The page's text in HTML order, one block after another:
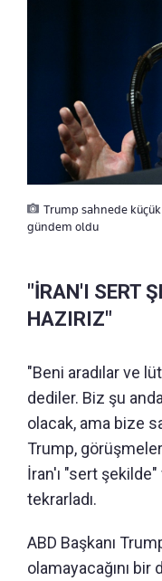
Trump sahnede
gündem oldu
"İRAN'I SERT
HAZIRIZ"
"Beni aradılar ve
dediler. Biz şu
olacak, ama bize
Trump,
İran'ı "sert şekilde"
tekrarladı.
ABD Başkanı
olamayacağını